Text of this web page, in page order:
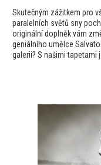
Skutečným zážitkem pro
paralelních světů sny
originální doplněk vám
geniálního umělce
galerii? S našimi tapetami